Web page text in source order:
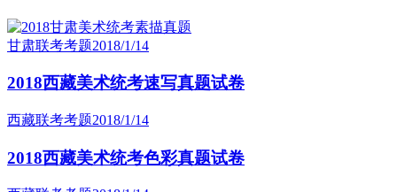
甘肃联考考题2018/1/14
2018西藏美术统考速写真题试卷
西藏联考考题2018/1/14
2018西藏美术统考色彩真题试卷